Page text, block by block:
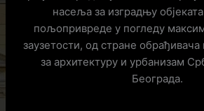
насеља за изградњу
пољопривреде у погледу
заузетости, од стране
за архитектуру и урбанизам
Београда.